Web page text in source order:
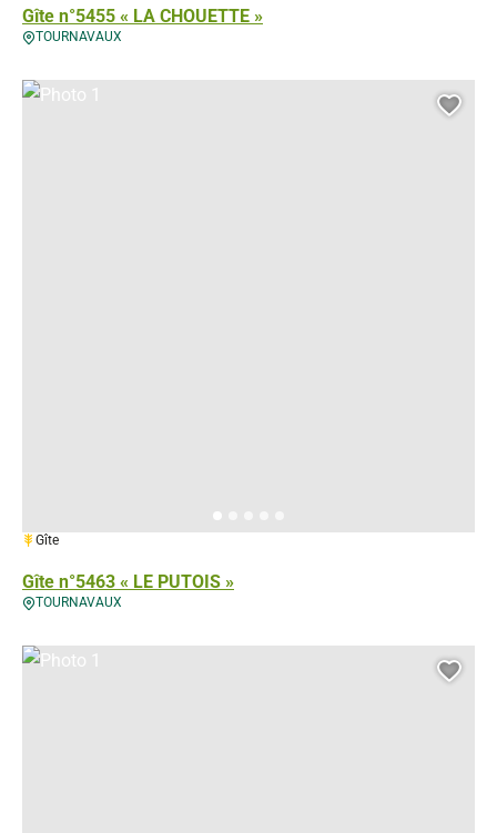
Gîte n°5455 « LA CHOUETTE »
TOURNAVAUX
Gîte n°5463 « LE PUTOIS »
1 épi
Gîte
TOURNAVAUX
Photo 1, © Gérés
Photo 1, © Gérés